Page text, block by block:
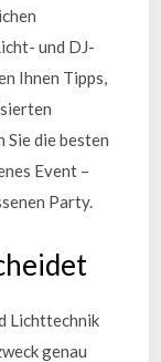
und DJ-
Ihnen Tipps,
die besten
Event –
Party.
Lichttechnik
genau